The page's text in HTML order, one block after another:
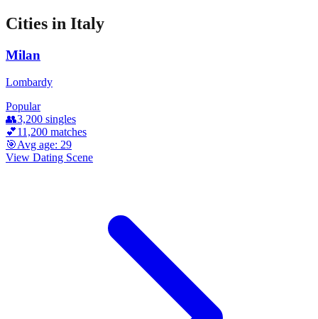
Cities in Italy
Milan
Lombardy
Popular
👥3,200 singles
💕11,200 matches
🎯Avg age: 29
View Dating Scene